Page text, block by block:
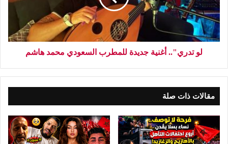
لو تدري".. أغنية جديدة للمطرب السعودي محمد هاشم
مقالات ذات صلة